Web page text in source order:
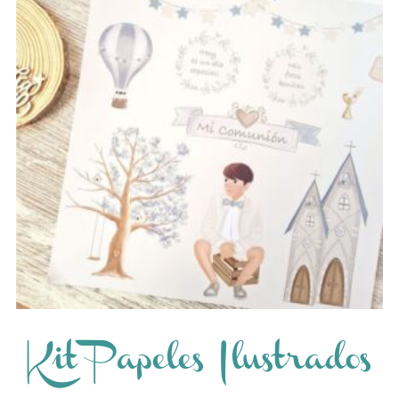
Kit Papeles Ilustrados